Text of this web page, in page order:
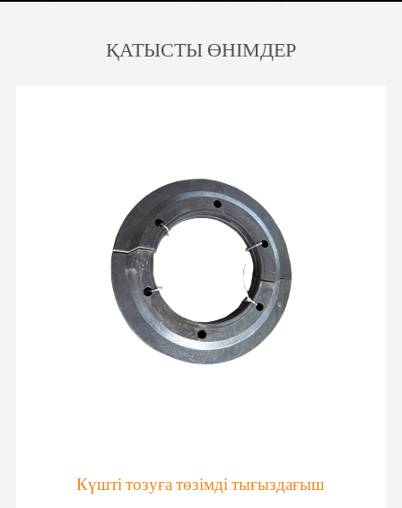
ҚАТЫСТЫ ӨНІМДЕР
Күшті тозуға төзімді тығыздағыш